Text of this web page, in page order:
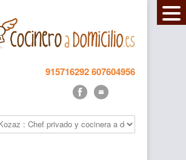
915716292607604956